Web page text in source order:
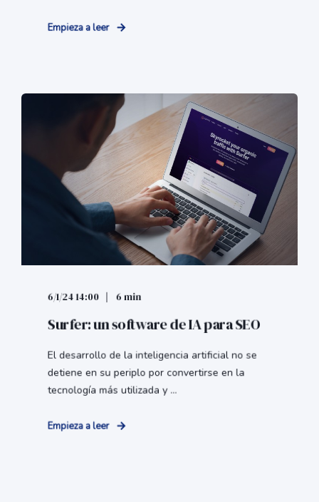
Empieza a leer
6/1/24 14:00 6 min
Surfer: un software de IA para SEO
El desarrollo de la inteligencia artificial no se
detiene en su periplo por convertirse en la
tecnología más utilizada y ...
Empieza a leer